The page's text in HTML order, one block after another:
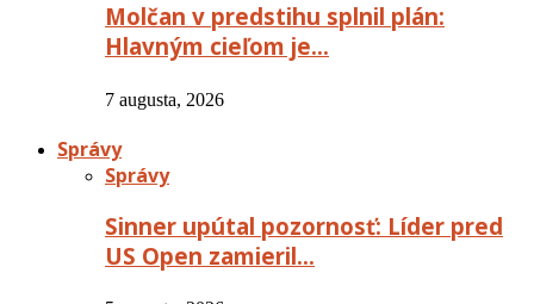
Molčan v predstihu splnil plán:
Hlavným cieľom je…
7 augusta, 2026
Správy
Správy
Sinner upútal pozornosť: Líder pred
US Open zamieril…